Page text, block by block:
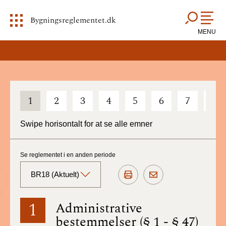
Bygningsreglementet.dk
MENU
1 2 3 4 5 6 7
Swipe horisontalt for at se alle emner
1 Administrative
bestemmelser (§ 1 - § 47)
Se reglementet i en anden periode
BR18 (Aktuelt)
BR18 (Aktuelt)